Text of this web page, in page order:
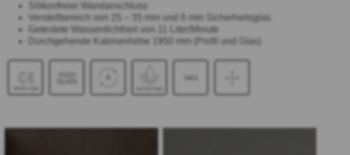
Silikonfreier Wandanschluss
Verstellbereich von 25 – 35 mm und 6 mm Sicherheitsglas
Getestete Wasserdichtheit von 11 Liter/Minute
Durchgehende Kabinenhöhe 1950 mm (Profil und Glas)